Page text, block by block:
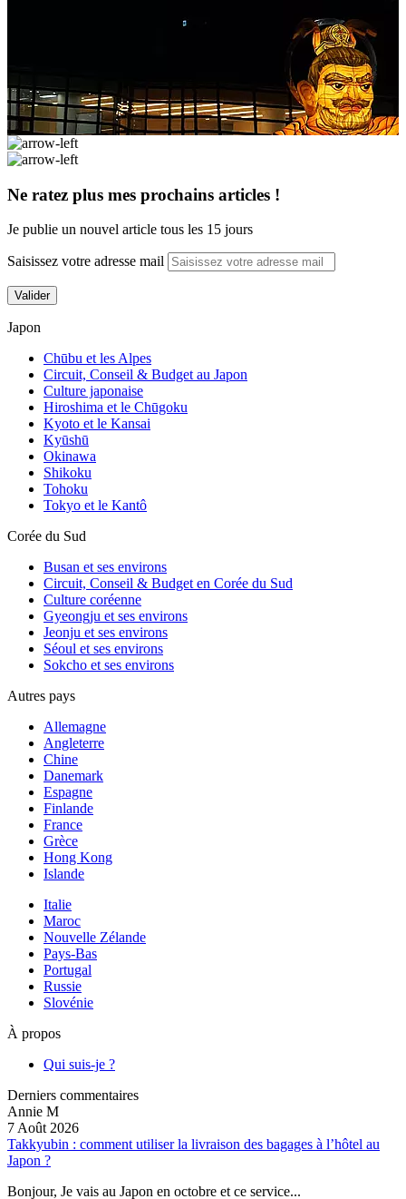
Organiser et préparer son premier
voyage en Corée du Sud
Ne ratez plus mes prochains articles !
Je publie un nouvel article tous les 15 jours
Saisissez votre adresse mail
Valider
Japon
Chūbu et les Alpes
Circuit, Conseil & Budget au Japon
Culture japonaise
Hiroshima et le Chūgoku
Kyoto et le Kansai
Kyūshū
Okinawa
Shikoku
Tohoku
Tokyo et le Kantô
Corée du Sud
Busan et ses environs
Circuit, Conseil & Budget en Corée du Sud
Culture coréenne
Gyeongju et ses environs
Jeonju et ses environs
Séoul et ses environs
Sokcho et ses environs
Autres pays
Allemagne
Angleterre
Chine
Danemark
Espagne
Finlande
France
Grèce
Hong Kong
Islande
Italie
Maroc
Nouvelle Zélande
Pays-Bas
Portugal
Russie
Slovénie
À propos
Qui suis-je ?
Derniers commentaires
Annie M
7 Août 2026
Takkyubin : comment utiliser la livraison des bagages à l’hôtel au
Japon ?
Bonjour, Je vais au Japon en octobre et ce service...